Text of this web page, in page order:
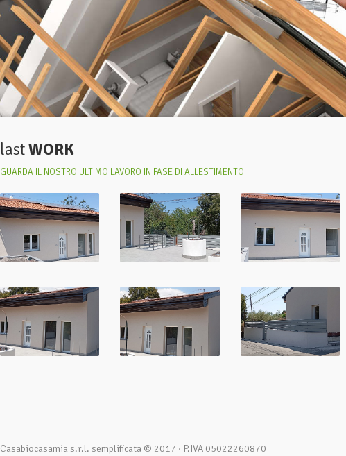
lastWORK
GUARDA IL NOSTRO ULTIMO LAVORO IN FASE DI ALLESTIMENTO
Casabiocasamia s.r.l. semplificata © 2017 · P.IVA 05022260870